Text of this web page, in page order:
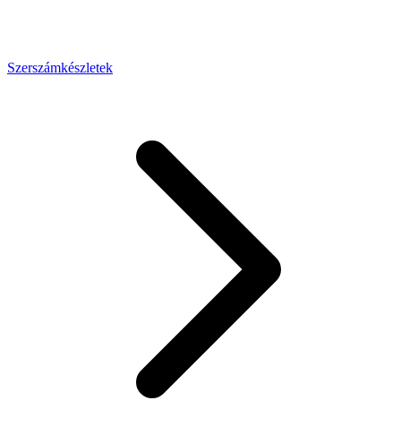
Szerszámkészletek